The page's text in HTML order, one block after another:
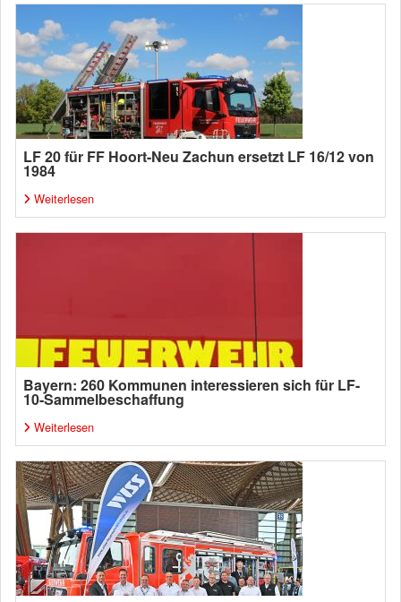
LF 20 für FF Hoort-Neu Zachun ersetzt LF 16/12 von
1984
Weiterlesen
Bayern: 260 Kommunen interessieren sich für LF-
10-Sammelbeschaffung
Weiterlesen